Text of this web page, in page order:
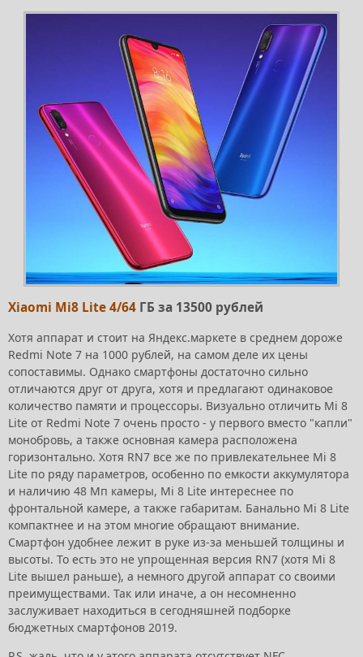
Xiaomi Mi8 Lite 4/64 ГБ за 13500 рублей
Хотя аппарат и стоит на Яндекс.маркете в среднем дороже
Redmi Note 7 на 1000 рублей, на самом деле их цены
сопоставимы. Однако смартфоны достаточно сильно
отличаются друг от друга, хотя и предлагают одинаковое
количество памяти и процессоры. Визуально отличить Mi 8
Lite от Redmi Note 7 очень просто - у первого вместо "капли"
монобровь, а также основная камера расположена
горизонтально. Хотя RN7 все же по привлекательнее Mi 8
Lite по ряду параметров, особенно по емкости аккумулятора
и наличию 48 Мп камеры, Mi 8 Lite интереснее по
фронтальной камере, а также габаритам. Банально Mi 8 Lite
компактнее и на этом многие обращают внимание.
Смартфон удобнее лежит в руке из-за меньшей толщины и
высоты. То есть это не упрощенная версия RN7 (хотя Mi 8
Lite вышел раньше), а немного другой аппарат со своими
преимуществами. Так или иначе, а он несомненно
заслуживает находиться в сегодняшней подборке
бюджетных смартфонов 2019.